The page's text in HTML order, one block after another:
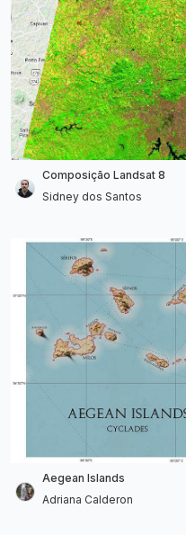
Composição Landsat 8
Sidney dos Santos
Aegean Islands
Adriana Calderon